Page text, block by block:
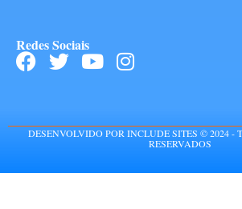
Redes Sociais
DESENVOLVIDO POR INCLUDE SITES © 2024 -
RESERVADOS